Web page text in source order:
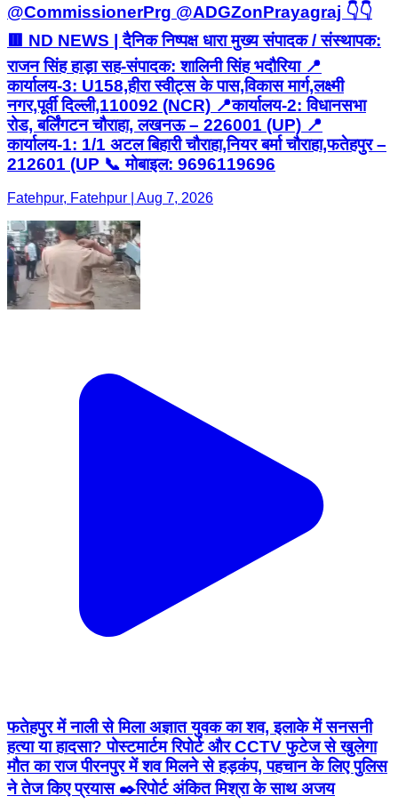
@CommissionerPrg @ADGZonPrayagraj 👇👇
🟥 ND NEWS | दैनिक निष्पक्ष धारा मुख्य संपादक / संस्थापक:
राजन सिंह हाड़ा सह-संपादक: शालिनी सिंह भदौरिया 📍
कार्यालय-3: U158,हीरा स्वीट्स के पास,विकास मार्ग,लक्ष्मी
नगर,पूर्वी दिल्ली,110092 (NCR) 📍कार्यालय-2: विधानसभा
रोड, बर्लिंगटन चौराहा, लखनऊ – 226001 (UP) 📍
कार्यालय-1: 1/1 अटल बिहारी चौराहा,नियर बर्मा चौराहा,फतेहपुर –
212601 (UP 📞 मोबाइल: 9696119696
Fatehpur, Fatehpur | Aug 7, 2026
फतेहपुर में नाली से मिला अज्ञात युवक का शव, इलाके में सनसनी
हत्या या हादसा? पोस्टमार्टम रिपोर्ट और CCTV फुटेज से खुलेगा
मौत का राज पीरनपुर में शव मिलने से हड़कंप, पहचान के लिए पुलिस
ने तेज किए प्रयास ✒️रिपोर्ट अंकित मिश्रा के साथ अजय